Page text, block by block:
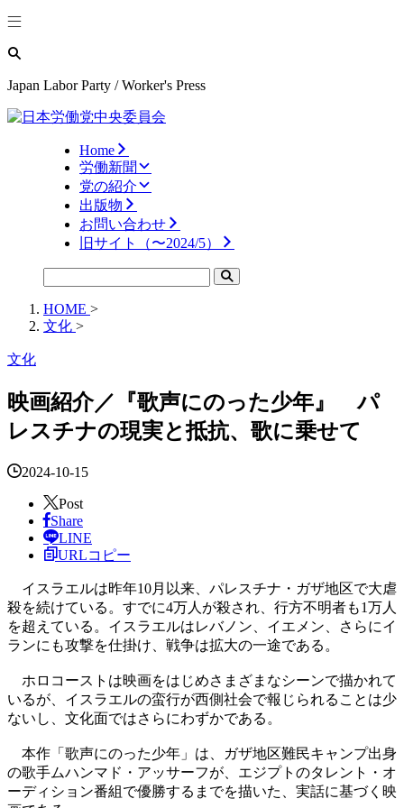
Japan Labor Party / Worker's Press
Home
労働新聞
党の紹介
出版物
お問い合わせ
旧サイト（〜2024/5）
HOME >
文化 >
文化
映画紹介／『歌声にのった少年』 パ
レスチナの現実と抵抗、歌に乗せて
2024-10-15
Post
Share
LINE
URLコピー
イスラエルは昨年10月以来、パレスチナ・ガザ地区で大虐
殺を続けている。すでに4万人が殺され、行方不明者も1万人
を超えている。イスラエルはレバノン、イエメン、さらにイ
ランにも攻撃を仕掛け、戦争は拡大の一途である。
ホロコーストは映画をはじめさまざまなシーンで描かれて
いるが、イスラエルの蛮行が西側社会で報じられることは少
ないし、文化面ではさらにわずかである。
本作「歌声にのった少年」は、ガザ地区難民キャンプ出身
の歌手ムハンマド・アッサーフが、エジプトのタレント・オ
ーディション番組で優勝するまでを描いた、実話に基づく映